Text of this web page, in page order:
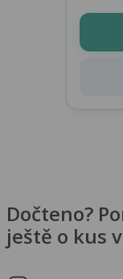
Dočteno?
ještě o kus